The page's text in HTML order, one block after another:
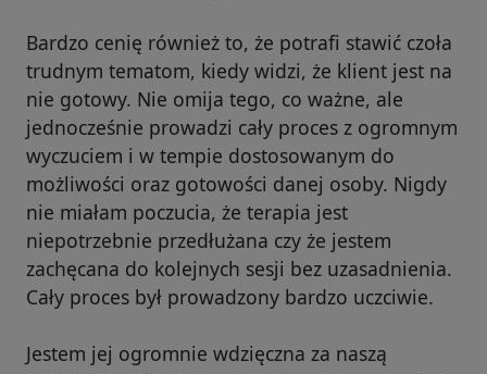
Bardzo cenię również to, że potrafi stawić czoła
trudnym tematom, kiedy widzi, że klient jest na
nie gotowy. Nie omija tego, co ważne, ale
jednocześnie prowadzi cały proces z ogromnym
wyczuciem i w tempie dostosowanym do
możliwości oraz gotowości danej osoby. Nigdy
nie miałam poczucia, że terapia jest
niepotrzebnie przedłużana czy że jestem
zachęcana do kolejnych sesji bez uzasadnienia.
Cały proces był prowadzony bardzo uczciwie.
Jestem jej ogromnie wdzięczna za naszą